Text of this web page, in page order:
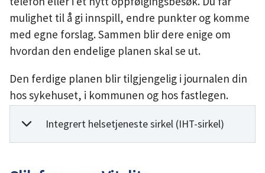
mulighet til å gi innspill, endre punkter og komme
med egne forslag. Sammen blir dere enige om
hvordan den endelige planen skal se ut.
Den ferdige planen blir tilgjengelig i journalen din
hos sykehuset, i kommunen og hos fastlegen.
Integrert helsetjeneste sirkel (IHT-sirkel)